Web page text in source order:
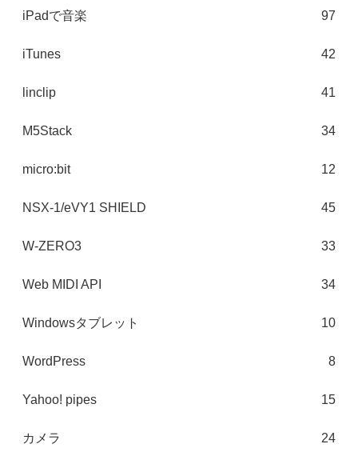
iPadで音楽 97
iTunes 42
linclip 41
M5Stack 34
micro:bit 12
NSX-1/eVY1 SHIELD 45
W-ZERO3 33
Web MIDI API 34
Windowsタブレット 10
WordPress 8
Yahoo! pipes 15
カメラ 24